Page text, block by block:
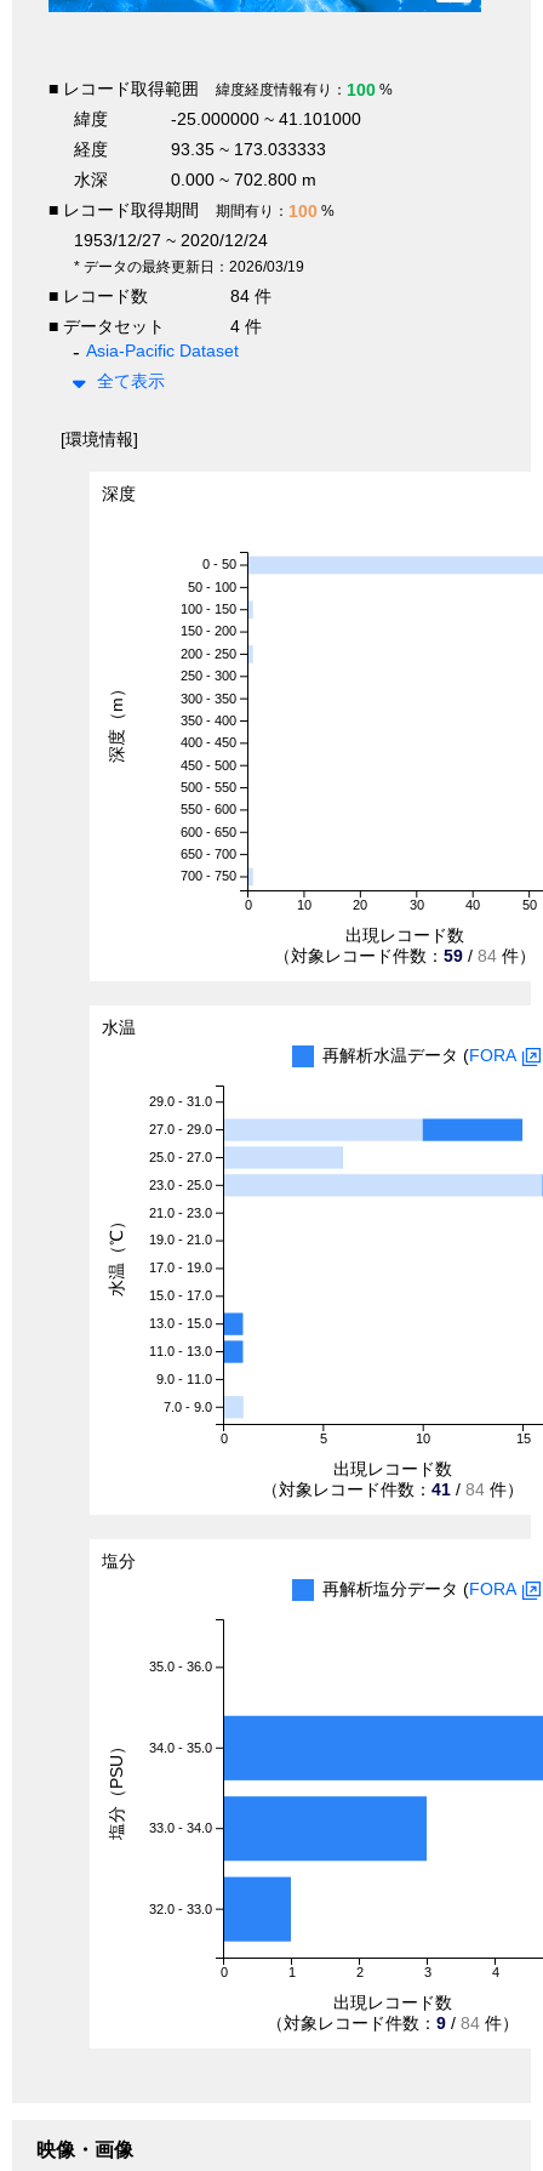
■ レコード取得範囲 緯度経度情報有り： 100 %
緯度
-25.000000 ~ 41.101000
経度
93.35 ~ 173.033333
水深
0.000 ~ 702.800 m
■ レコード取得期間
期間有り： 100 %
1953/12/27 ~ 2020/12/24
* データの最終更新日：2026/03/19
■ レコード数
84 件
■ データセット
4 件
Asia-Pacific Dataset
全て表示
[環境情報]
深度
0 10 20 30 40 50
0 - 50
50 - 100
100 - 150
150 - 200
200 - 250
250 - 300
300 - 350
350 - 400
400 - 450
450 - 500
500 - 550
550 - 600
600 - 650
650 - 700
700 - 750
出現レコード数
（対象レコード件数： 59 / 84 件）
深度（m）
水温
再解析水温データ (FORA
0 5 10 15
29.0 - 31.0
27.0 - 29.0
25.0 - 27.0
23.0 - 25.0
21.0 - 23.0
19.0 - 21.0
17.0 - 19.0
15.0 - 17.0
13.0 - 15.0
11.0 - 13.0
9.0 - 11.0
7.0 - 9.0
出現レコード数
（対象レコード件数： 41 / 84 件）
水温（℃）
塩分
再解析塩分データ (FORA
0 1 2 3 4
35.0 - 36.0
34.0 - 35.0
33.0 - 34.0
32.0 - 33.0
出現レコード数
（対象レコード件数： 9 / 84 件）
塩分（PSU）
映像・画像